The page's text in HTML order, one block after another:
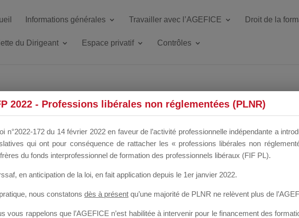
Informations générales Travailler avec l’AGEFICE Droit de la
du Dirigeant Espace privatif Contrôles
DU
Groupe Public il y a un mois
2022 - Professions libérales non réglementées (PLNR)
n°2022-172 du 14 février 2022 en faveur de l’activité professionnelle indépendante a
qui ont pour conséquence de rattacher les « professions libérales non
du fonds interprofessionnel de formation des professionnels libéraux (FIF PL).
en anticipation de la loi, en fait application depuis le 1er janvier 2022.
nous constatons dès à présent qu’une majorité de PLNR ne relèvent plus de
vous rappelons que l’AGEFICE n’est habilitée à intervenir pour le financement des